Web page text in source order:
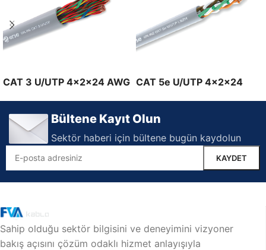
CAT 3 U/UTP 4x2x24 AWG CAT 5e U/UTP 4x2x24
Bültene Kayıt Olun
Sektör haberi için bültene bugün kaydolun
Sahip olduğu sektör bilgisini ve deneyimini vizyoner
bakış açısını çözüm odaklı hizmet anlayışıyla